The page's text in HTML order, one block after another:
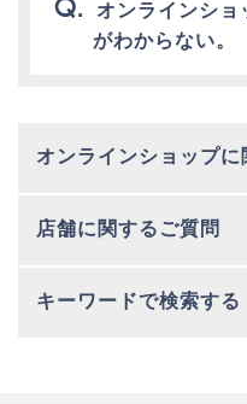
オンラインショップに
店舗に関するご質問
キーワードで検索する
オンラインショ
がわからない。